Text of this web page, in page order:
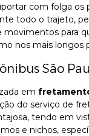
com folga os
todo o trajeto,
movimentos para
nos mais longos
São
em
do serviço de
tendo em
e nichos,